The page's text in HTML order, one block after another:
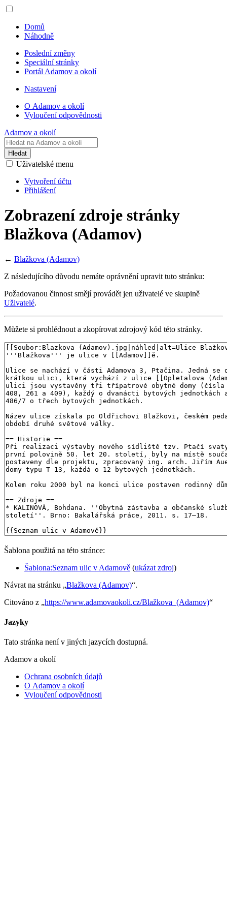
Domů
Náhodně
Poslední změny
Speciální stránky
Portál Adamov a okolí
Nastavení
O Adamov a okolí
Vyloučení odpovědnosti
Adamov a okolí
Hledat
Uživatelské menu
Vytvoření účtu
Přihlášení
Zobrazení zdroje stránky
Blažkova (Adamov)
← Blažkova (Adamov)
Z následujícího důvodu nemáte oprávnění upravit tuto stránku:
Požadovanou činnost smějí provádět jen uživatelé ve skupině
Uživatelé.
Můžete si prohlédnout a zkopírovat zdrojový kód této stránky.
Šablona použitá na této stránce:
Šablona:Seznam ulic v Adamově (ukázat zdroj)
Návrat na stránku „Blažkova (Adamov)“.
Citováno z „https://www.adamovaokoli.cz/Blažkova_(Adamov)“
Jazyky
Tato stránka není v jiných jazycích dostupná.
Adamov a okolí
Ochrana osobních údajů
O Adamov a okolí
Vyloučení odpovědnosti